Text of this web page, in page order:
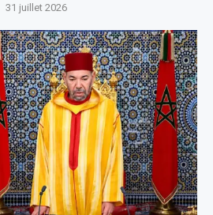
31 juillet 2026